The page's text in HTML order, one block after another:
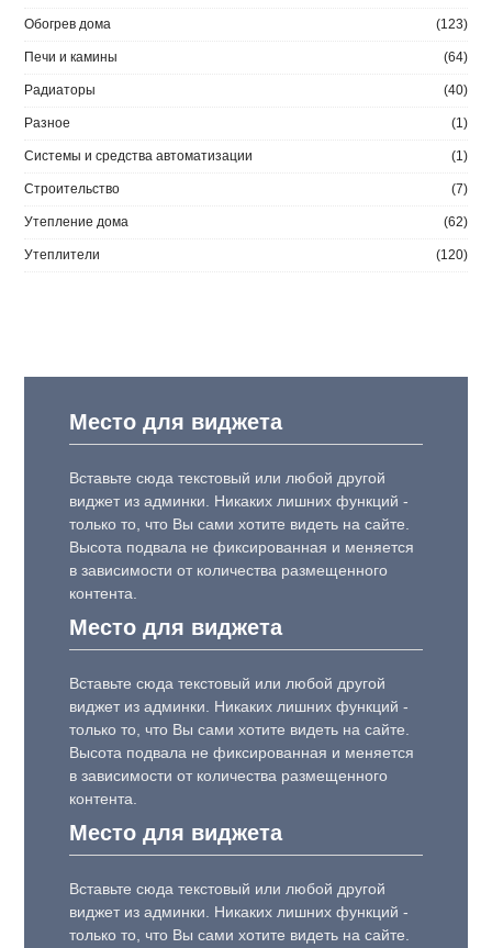
Обогрев дома (123)
Печи и камины (64)
Радиаторы (40)
Разное (1)
Системы и средства автоматизации (1)
Строительство (7)
Утепление дома (62)
Утеплители (120)
Место для виджета
Вставьте сюда текстовый или любой другой
виджет из админки. Никаких лишних функций -
только то, что Вы сами хотите видеть на сайте.
Высота подвала не фиксированная и меняется
в зависимости от количества размещенного
контента.
Место для виджета
Вставьте сюда текстовый или любой другой
виджет из админки. Никаких лишних функций -
только то, что Вы сами хотите видеть на сайте.
Высота подвала не фиксированная и меняется
в зависимости от количества размещенного
контента.
Место для виджета
Вставьте сюда текстовый или любой другой
виджет из админки. Никаких лишних функций -
только то, что Вы сами хотите видеть на сайте.